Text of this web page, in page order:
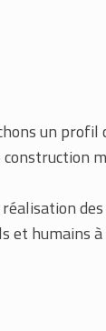
un
et humains